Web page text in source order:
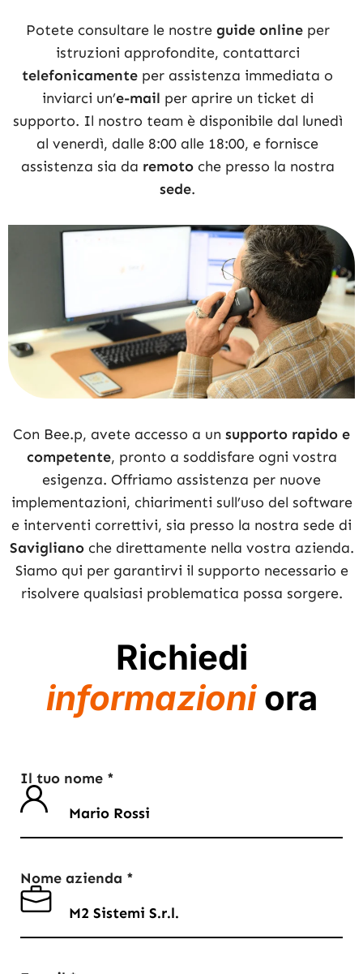
Potete consultare le nostre guide onlineper
istruzioni approfondite, contattarci
telefonicamente per assistenza immediata o
inviarci un’e-mail per aprire un ticket di
supporto. Il nostro team è disponibile dal lunedì
al venerdì, dalle 8:00 alle 18:00, e fornisce
assistenza sia da remotoche presso la nostra
sede.
Con Bee.p, avete accesso a un supporto rapido e
competente, pronto a soddisfare ogni vostra
esigenza. Offriamo assistenza per nuove
implementazioni, chiarimenti sull’uso del software
e interventi correttivi, sia presso la nostra sede di
Saviglianoche direttamente nella vostra azienda.
Siamo qui per garantirvi il supporto necessario e
risolvere qualsiasi problematica possa sorgere.
Richiedi
informazioniora
Il tuo nome *
Nome azienda *